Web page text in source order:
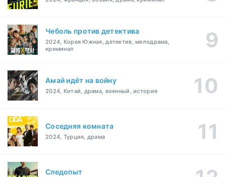
Чеболь против детектива
2024, Корея Южная, детектив, мелодрама,
криминал
Амай идёт на войну
2024, Китай, драма, военный, история
Соседняя комната
2024, Турция, драма
Следопыт